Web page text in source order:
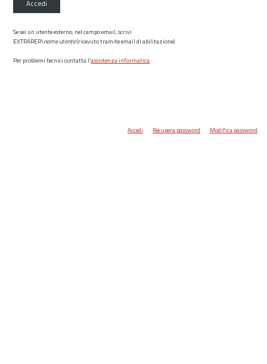
Accedi
Se sei un utente esterno, nel campo email, scrivi
EXTRARER\nome utente(ricevuto tramite email di abilitazione)
Per problemi tecnici contatta l’assistenza informatica.
Accedi Recupera password Modifica password